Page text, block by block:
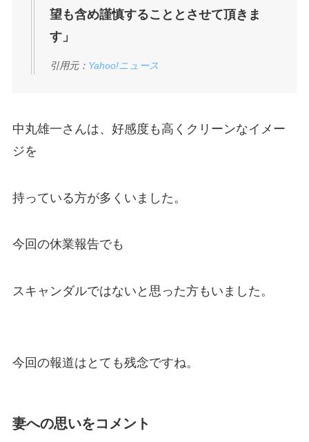
望も含め謹慎することとさせて頂きま
す」
引用元： Yahoo!ニュース
中丸雄一さんは、好感度も高くクリーンなイメー
ジを
持っている方が多くいました。
今回の休業報告でも
スキャンダルではないと思った方もいました。
今回の報道はとても残念ですね。
妻への思いをコメント